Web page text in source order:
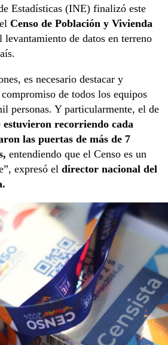
Estadísticas (INE) finalizó este
Censo de Población y Vivienda
levantamiento de datos en terreno
es necesario destacar y
de todos los equipos
personas. Y particularmente, el de
estuvieron recorriendo cada
las puertas de más de 7
entendiendo que el Censo es un
expresó el director nacional del